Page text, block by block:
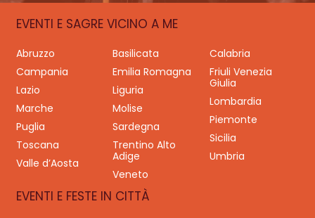
EVENTI E SAGRE VICINO A ME
Abruzzo Basilicata
Calabria
Campania
Emilia Romagna
Friuli Venezia
Giulia
Lazio
Liguria
Lombardia
Marche
Molise
Piemonte
Puglia
Sardegna
Sicilia
Toscana
Trentino Alto
Adige
Umbria
Valle d’Aosta
Veneto
EVENTI E FESTE IN CITTÀ